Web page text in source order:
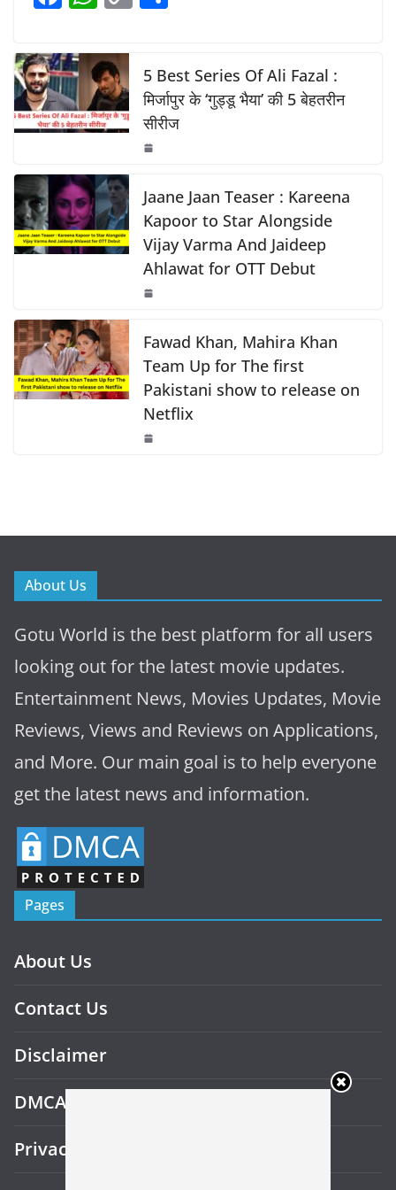
o
k
p k
c
e
b
o
o
k
at
s
A
p
p
y
Li
n
k
e
5 Best Series Of Ali Fazal :
मिर्जापुर के ‘गुड्डू भैया’ की 5 बेहतरीन
सीरीज
Jaane Jaan Teaser : Kareena
Kapoor to Star Alongside
Vijay Varma And Jaideep
Ahlawat for OTT Debut
Fawad Khan, Mahira Khan
Team Up for The first
Pakistani show to release on
Netflix
About Us
Gotu World is the best platform for all users
looking out for the latest movie updates.
Entertainment News, Movies Updates, Movie
Reviews, Views and Reviews on Applications,
and More. Our main goal is to help everyone
get the latest news and information.
Pages
About Us
Contact Us
Disclaimer
DMCA
Privacy Policy